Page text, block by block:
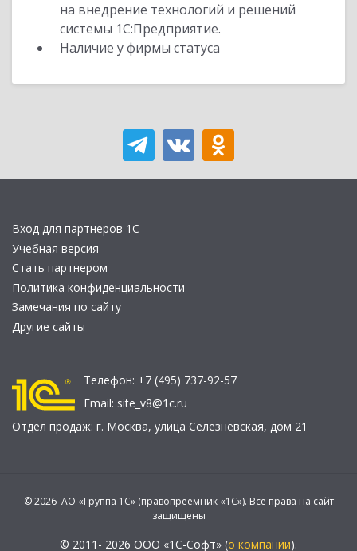
на внедрение технологий и решений
системы 1С:Предприятие.
Наличие у фирмы статуса
Вход для партнеров 1С
Учебная версия
Стать партнером
Политика конфиденциальности
Замечания по сайту
Другие сайты
Телефон: +7 (495) 737-92-57
Email: site_v8@1c.ru
Отдел продаж: г. Москва, улица Селезнёвская, дом 21
© 2026 АО «Группа 1С» (правопреемник «1С»). Все права на сайт
защищены
© 2011- 2026 ООО «1С-Софт» (о компании).